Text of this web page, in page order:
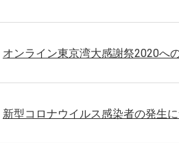
オンライン東京湾大感謝祭2020へ
新型コロナウイルス感染者の発生